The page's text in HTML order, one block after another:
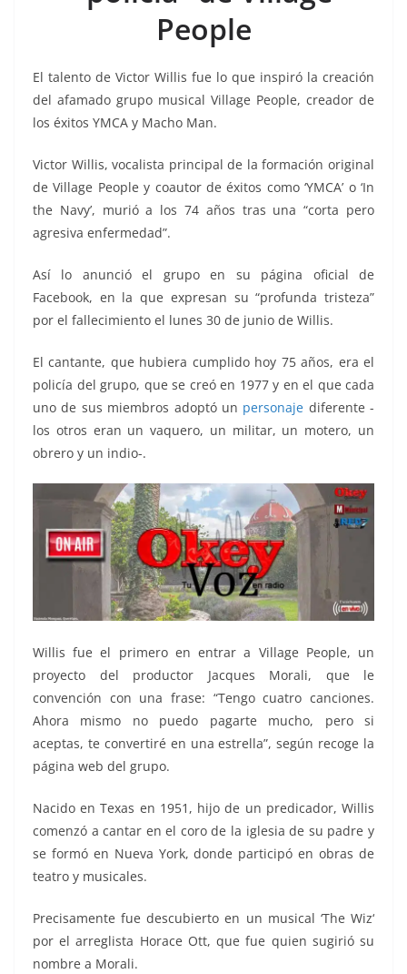
k
p k
People
El talento de Victor Willis fue lo que inspiró la creación
del afamado grupo musical Village People, creador de
los éxitos YMCA y Macho Man.
Victor Willis, vocalista principal de la formación original
de Village People y coautor de éxitos como ‘YMCA’ o ‘In
the Navy’, murió a los 74 años tras una “corta pero
agresiva enfermedad”.
Así lo anunció el grupo en su página oficial de
Facebook, en la que expresan su “profunda tristeza”
por el fallecimiento el lunes 30 de junio de Willis.
El cantante, que hubiera cumplido hoy 75 años, era el
policía del grupo, que se creó en 1977 y en el que cada
uno de sus miembros adoptó un personaje diferente -
los otros eran un vaquero, un militar, un motero, un
obrero y un indio-.
Willis fue el primero en entrar a Village People, un
proyecto del productor Jacques Morali, que le
convención con una frase: “Tengo cuatro canciones.
Ahora mismo no puedo pagarte mucho, pero si
aceptas, te convertiré en una estrella”, según recoge la
página web del grupo.
Nacido en Texas en 1951, hijo de un predicador, Willis
comenzó a cantar en el coro de la iglesia de su padre y
se formó en Nueva York, donde participó en obras de
teatro y musicales.
Precisamente fue descubierto en un musical ‘The Wiz‘
por el arreglista Horace Ott, que fue quien sugirió su
nombre a Morali.